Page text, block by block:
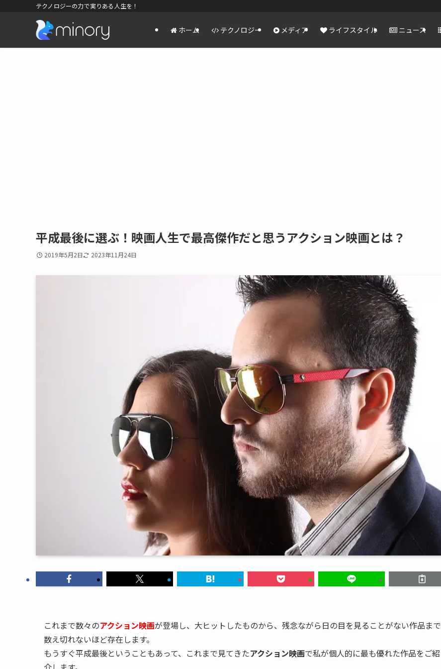
テクノロジーの力で実りある人生を！
ホーム テクノロジー メディア ライフスタイル ニュース
平成最後に選ぶ！映画人生で最高傑作だと思うアクション映画とは？
2019年5月2日 2023年11月24日
これまで数々のアクション映画が登場し、大ヒットしたものから、残念ながら日の目を見ることがない作品まで
数え切れないほど存在します。
もうすぐ平成最後ということもあって、これまで見てきたアクション映画で私が個人的に最も優れた作品をご紹